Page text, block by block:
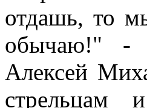
отдашь, то
обычаю!" -
Алексей
стрельцам